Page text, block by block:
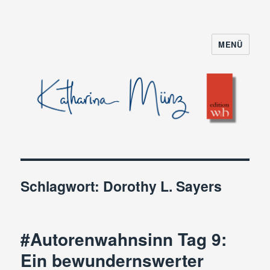
MENÜ
Schlagwort: Dorothy L. Sayers
#Autorenwahnsinn Tag 9:
Ein bewundernswerter